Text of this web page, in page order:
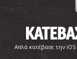
Απλά κατέβασε την